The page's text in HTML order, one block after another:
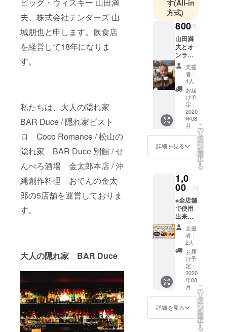
夫、株式会社テンダーズ 山
城朋也と申します。飲食店
を経営して18年になりま
す。
私たちは、大人の隠れ家
BAR Duce / 隠れ家ビスト
ロ Coco Romance / 松山の
隠れ家 BAR Duce 別館 / せ
んべろ酒場 金太郎本店 / 沖
縄創作料理 おでんの金太
郎の5店舗を運営しておりま
す。
大人の隠れ家 BAR Duce
す(All-in
方式)
800円
山田満
夫とオ
ンライ
ン飲み
会 ビジ
ネスの
話から
恋愛の
話、人
間関係
の作り
方な
ど、私
の情報
を出来
る限り
ますの
で、私
と一緒
にオン
ライン
で飲み
ません
か？
【開催
時期】
8月〜10
月くら
いの開
催で、
夜19時
から、1
時間~1
支援
者：
4人
お届
け予
定：
2020
年08
月
詳細を見る
こ
の
リ
タ
ー
ン
を
選
択
す
る
1,0
00 円
※全店舗
で使用
出来る
1100円
分のご
飲食チ
ケット
使用期
間 チ
ケット
が届い
た日(8
月中)〜
2021年
12月31
日 【ご
支援
者：
2人
お届
け予
定：
2020
年08
月
詳細を見る
こ
の
リ
タ
ー
ン
を
選
択
す
る